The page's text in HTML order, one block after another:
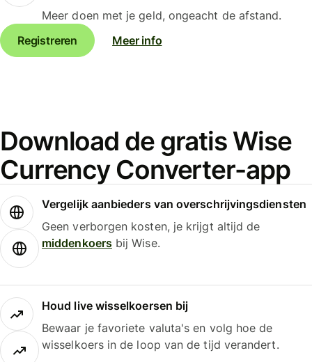
Meer doen met je geld, ongeacht de afstand.
Registreren
Meer info
Download de gratis Wise
Currency Converter-app
Vergelijk aanbieders van overschrijvingsdiensten
Geen verborgen kosten, je krijgt altijd de
middenkoersbij Wise.
Houd live wisselkoersen bij
Bewaar je favoriete valuta's en volg hoe de
wisselkoers in de loop van de tijd verandert.